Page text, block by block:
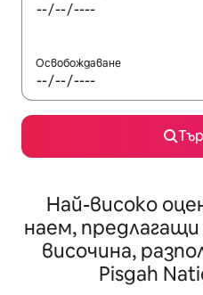
Освобождаване
Най-високо
наем,
височина,
Pisgah